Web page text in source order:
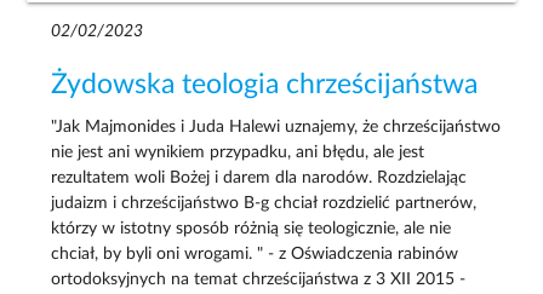
02/02/2023
Żydowska teologia chrześcijaństwa
"Jak Majmonides i Juda Halewi uznajemy, że chrześcijaństwo
nie jest ani wynikiem przypadku, ani błędu, ale jest
rezultatem woli Bożej i darem dla narodów. Rozdzielając
judaizm i chrześcijaństwo B-g chciał rozdzielić partnerów,
którzy w istotny sposób różnią się teologicznie, ale nie
chciał, by byli oni wrogami. " - z Oświadczenia rabinów
ortodoksyjnych na temat chrześcijaństwa z 3 XII 2015 -